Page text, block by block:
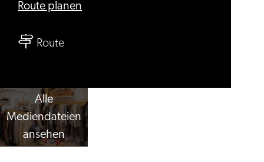
Route planen
Routebis
Alle
Mediendateien
ansehen